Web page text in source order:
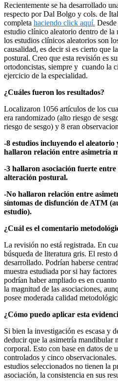
Recientemente se ha desarrollado
respecto por Dal Bolgo y cols. de
completa haciendo click aquí.
estudio clínico aleatorio dentro de la
los estudios clínicos aleatorios son
causalidad, es decir si es cierto que
postural. Creo que esta revisión es
ortodoncistas, siempre y cuando la
ejercicio de la especialidad.
¿Cuáles fueron los resultados?
Localizaron 1056 artículos de los
era randomizado (alto riesgo de
riesgo de sesgo) y 8 eran
-8 estudios incluyendo el aleatorio
hallaron relación entre asimetría
-3 hallaron asociación fuerte
alteración postural.
-No hallaron relación entre
síntomas de disfunción de ATM
estudio).
¿Cuál es el comentario
La revisión no está registrada. En
búsqueda de literatura gris. El resto
desarrollado. Podrían haberse
muestra estudiada por si hay
podrían haber ampliado es en
la magnitud de las asociaciones,
posee moderada calidad
¿Cómo puedo aplicar esta
Si bien la investigación es escasa y
deducir que la asimetría mandibular
corporal. Esto con base en datos de
controlados y cinco
estudios seleccionados no tienen la
asociación, la consistencia en sus